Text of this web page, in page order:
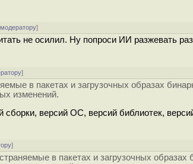
]
не осилил. Ну попроси ИИ разжевать
]
в пакетах и загрузочных образах
изменений.
сборки, версий ОС, версий библиотек,
]
в пакетах и загрузочных